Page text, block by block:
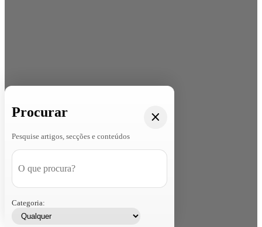
Procurar
Pesquise artigos, secções e conteúdos
Categoria: